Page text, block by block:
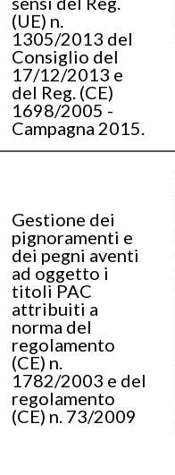
(UE) n.
1305/2013 del
Consiglio del
17/12/2013 e
del Reg. (CE)
1698/2005 -
Campagna 2015.
Gestione dei
pignoramenti e
dei pegni aventi
ad oggetto i
titoli PAC
attribuiti a
norma del
regolamento
(CE) n.
1782/2003 e del
regolamento
(CE) n. 73/2009